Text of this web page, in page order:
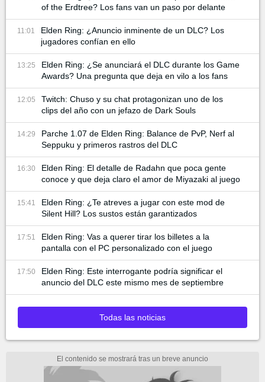
of the Erdtree? Los fans van un paso por delante
11:01
Elden Ring: ¿Anuncio inminente de un DLC? Los
jugadores confían en ello
13:25
Elden Ring: ¿Se anunciará el DLC durante los Game
Awards? Una pregunta que deja en vilo a los fans
12:05
Twitch: Chuso y su chat protagonizan uno de los
clips del año con un jefazo de Dark Souls
14:29
Parche 1.07 de Elden Ring: Balance de PvP, Nerf al
Seppuku y primeros rastros del DLC
16:30
Elden Ring: El detalle de Radahn que poca gente
conoce y que deja claro el amor de Miyazaki al juego
15:41
Elden Ring: ¿Te atreves a jugar con este mod de
Silent Hill? Los sustos están garantizados
17:51
Elden Ring: Vas a querer tirar los billetes a la
pantalla con el PC personalizado con el juego
17:50
Elden Ring: Este interrogante podría significar el
anuncio del DLC este mismo mes de septiembre
Todas las noticias